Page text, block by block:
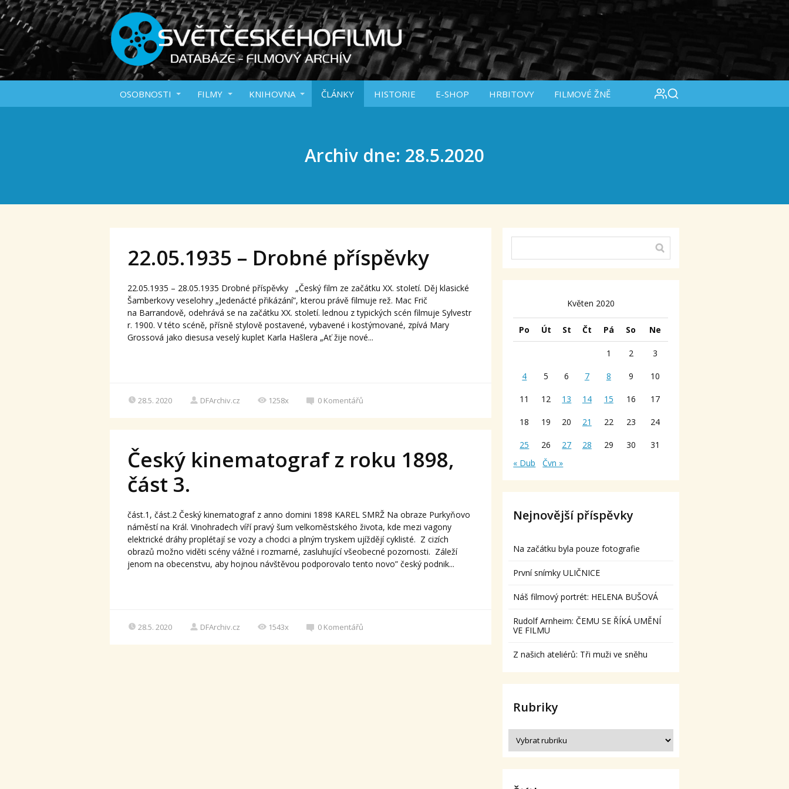
OSOBNOSTI FILMY KNIHOVNA ČLÁNKY HISTORIE E-SHOP HRBITOVY FILMOVÉ ŽNĚ
Archiv dne: 28.5.2020
22.05.1935 – Drobné příspěvky
22.05.1935 – 28.05.1935 Drobné příspěvky „Český film ze začátku XX. století. Děj klasické
Šamberkovy veselohry „Jedenácté přikázání”, kterou právě filmuje rež. Mac Frič
na Barrandově, odehrává se na začátku XX. století. lednou z typických scén filmuje Sylvestr
r. 1900. V této scéně, přísně stylově postavené, vybavené i kostýmované, zpívá Mary
Grossová jako diesusa veselý kuplet Karla Hašlera „Ať žije nové...
28.5. 2020 DFArchiv.cz 1258x 0 Komentářů
Český kinematograf z roku 1898,
část 3.
část.1, část.2 Český kinematograf z anno domini 1898 KAREL SMRŽ Na obraze Purkyňovo
náměstí na Král. Vinohradech víří pravý šum velkoměstského života, kde mezi vagony
elektrické dráhy proplétají se vozy a chodci a plným tryskem ujíždějí cyklisté. Z cizích
obrazů možno viděti scény vážné i rozmarné, zasluhující všeobecné pozornosti. Záleží
jenom na obecenstvu, aby hojnou návštěvou podporovalo tento novo” český podnik...
28.5. 2020 DFArchiv.cz 1543x 0 Komentářů
Květen 2020
Po Út St Čt Pá So Ne
1 2 3
4 5 6 7 8 9 10
11 12 13 14 15 16 17
18 19 20 21 22 23 24
25 26 27 28 29 30
31
« Dub
Čvn »
Nejnovější příspěvky
Na začátku byla pouze fotografie
První snímky ULIČNICE
Náš filmový portrét: HELENA BUŠOVÁ
Rudolf Arnheim: ČEMU SE ŘÍKÁ UMĚNÍ
VE FILMU
Z našich ateliérů: Tři muži ve sněhu
Rubriky